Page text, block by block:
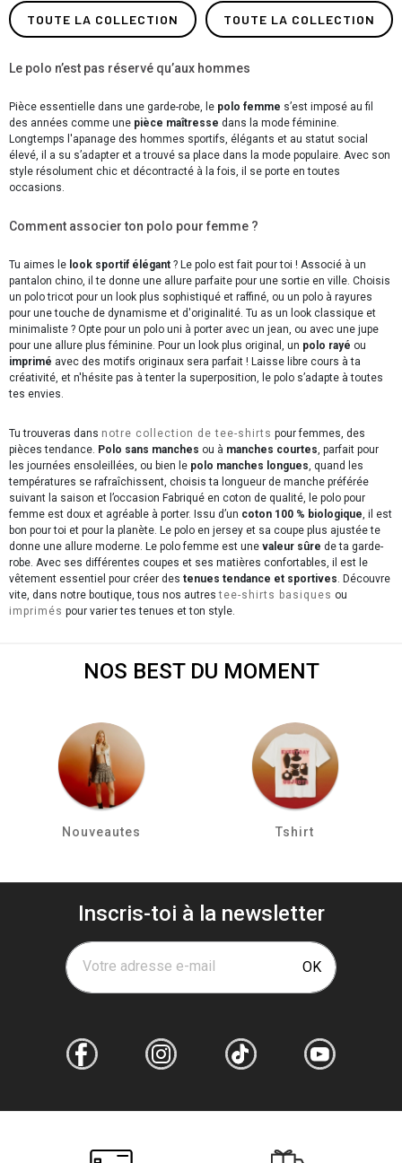
TOUTE LA COLLECTION TOUTE LA COLLECTION
Le polo n’est pas réservé qu’aux hommes
Pièce essentielle dans une garde-robe, le polo femme s’est imposé au fil
des années comme une pièce maîtresse dans la mode féminine.
Longtemps l'apanage des hommes sportifs, élégants et au statut social
élevé, il a su s’adapter et a trouvé sa place dans la mode populaire. Avec son
style résolument chic et décontracté à la fois, il se porte en toutes
occasions.
Comment associer ton polo pour femme ?
Tu aimes le look sportif élégant ? Le polo est fait pour toi ! Associé à un
pantalon chino, il te donne une allure parfaite pour une sortie en ville. Choisis
un polo tricot pour un look plus sophistiqué et raffiné, ou un polo à rayures
pour une touche de dynamisme et d'originalité. Tu as un look classique et
minimaliste ? Opte pour un polo uni à porter avec un jean, ou avec une jupe
pour une allure plus féminine. Pour un look plus original, un polo rayé ou
imprimé avec des motifs originaux sera parfait ! Laisse libre cours à ta
créativité, et n'hésite pas à tenter la superposition, le polo s’adapte à toutes
tes envies.
Tu trouveras dans notre collection de tee-shirts pour femmes, des
pièces tendance. Polo sans manches ou à manches courtes, parfait pour
les journées ensoleillées, ou bien le polo manches longues, quand les
températures se rafraîchissent, choisis ta longueur de manche préférée
suivant la saison et l’occasion Fabriqué en coton de qualité, le polo pour
femme est doux et agréable à porter. Issu d’un coton 100 % biologique, il est
bon pour toi et pour la planète. Le polo en jersey et sa coupe plus ajustée te
donne une allure moderne. Le polo femme est une valeur sûre de ta garde-
robe. Avec ses différentes coupes et ses matières confortables, il est le
vêtement essentiel pour créer des tenues tendance et sportives. Découvre
vite, dans notre boutique, tous nos autrestee-shirts basiques ou
imprimés pour varier tes tenues et ton style.
NOS BEST DU MOMENT
Nouveautes Tshirt
Inscris-toi à la newsletter
Votre adresse e-mail OK